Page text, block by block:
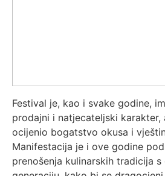
Festival je, kao i svake godine,
prodajni i natjecateljski karakter,
ocijenio bogatstvo okusa i
Manifestacija je i ove godine
prenošenja kulinarskih tradicija s